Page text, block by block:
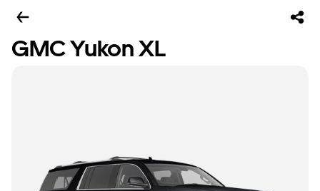
GMC Yukon XL